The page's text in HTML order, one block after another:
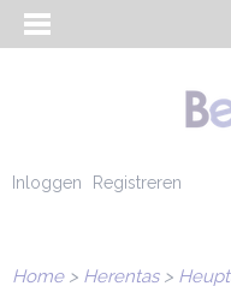
Inloggen Registreren
Home> Herentas>